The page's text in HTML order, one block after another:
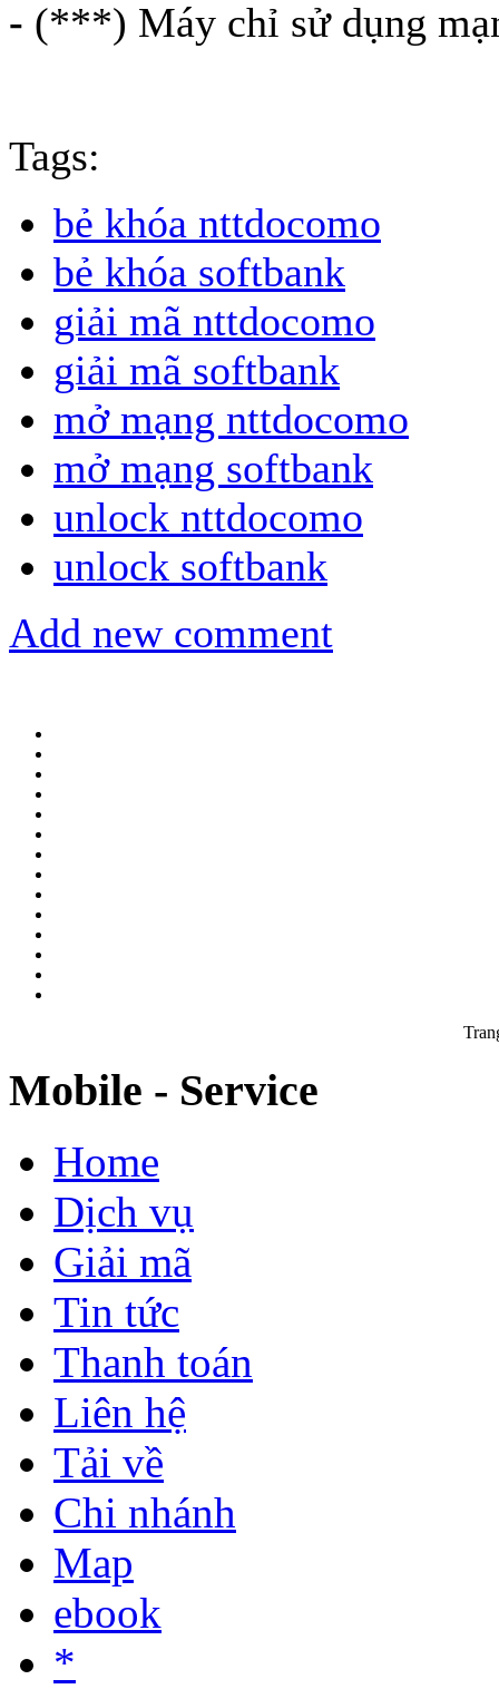
- (***) Máy chỉ sử dụng
Tags:
bẻ khóa nttdocomo
bẻ khóa softbank
giải mã nttdocomo
giải mã softbank
mở mạng nttdocomo
mở mạng softbank
unlock nttdocomo
unlock softbank
Add new comment
Mobile - Service
Home
Dịch vụ
Giải mã
Tin tức
Thanh toán
Liên hệ
Tải về
Chi nhánh
Map
ebook
*